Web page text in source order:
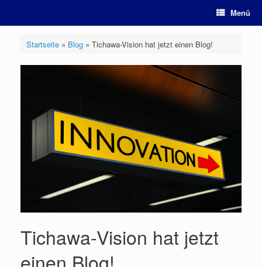
springen
Menü
Startseite» Blog» Tichawa-Vision hat jetzt einen Blog!
Tichawa-Vision hat jetzt